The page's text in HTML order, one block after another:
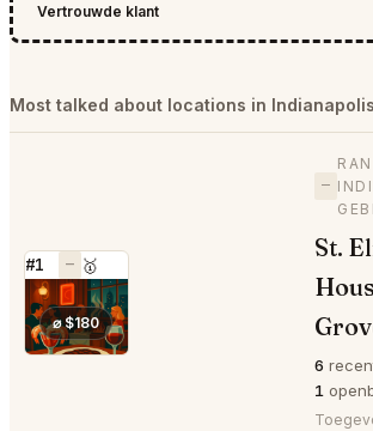
Vertrouwde klant
Most talked about locations in Indianapolis
#1 — 🥇
⭐ ⌀ $180
—
St.
6
1